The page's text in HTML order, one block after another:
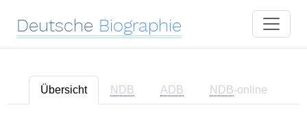
Deutsche Biographie
Übersicht NDB ADB NDB-online